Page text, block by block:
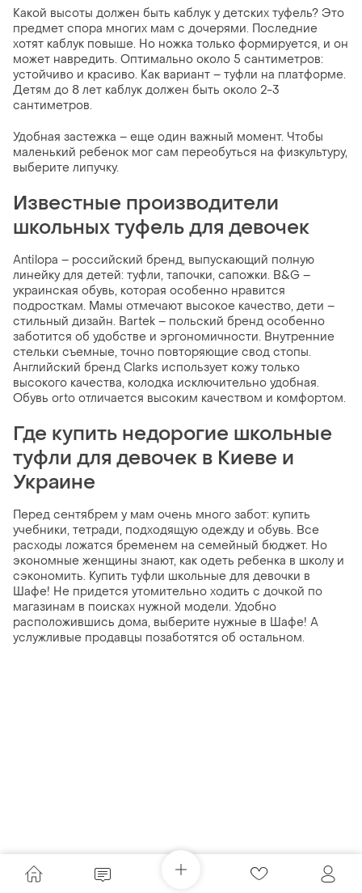
Какой высоты должен быть каблук у детских туфель? Это
предмет спора многих мам с дочерями. Последние
хотят каблук повыше. Но ножка только формируется, и он
может навредить. Оптимально около 5 сантиметров:
устойчиво и красиво. Как вариант – туфли на платформе.
Детям до 8 лет каблук должен быть около 2-3
сантиметров.
Удобная застежка – еще один важный момент. Чтобы
маленький ребенок мог сам переобуться на физкультуру,
выберите липучку.
Известные производители
школьных туфель для девочек
Antilopa – российский бренд, выпускающий полную
линейку для детей: туфли, тапочки, сапожки. B&G –
украинская обувь, которая особенно нравится
подросткам. Мамы отмечают высокое качество, дети –
стильный дизайн. Bartek – польский бренд особенно
заботится об удобстве и эргономичности. Внутренние
стельки съемные, точно повторяющие свод стопы.
Английский бренд Clarks использует кожу только
высокого качества, колодка исключительно удобная.
Обувь orto отличается высоким качеством и комфортом.
Где купить недорогие школьные
туфли для девочек в Киеве и
Украине
Перед сентябрем у мам очень много забот: купить
учебники, тетради, подходящую одежду и обувь. Все
расходы ложатся бременем на семейный бюджет. Но
экономные женщины знают, как одеть ребенка в школу и
сэкономить. Купить туфли школьные для девочки в
Шафе! Не придется утомительно ходить с дочкой по
магазинам в поисках нужной модели. Удобно
расположившись дома, выберите нужные в Шафе! А
услужливые продавцы позаботятся об остальном.